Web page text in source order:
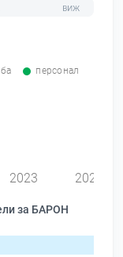
персонал
2023 2024
за БАРОН